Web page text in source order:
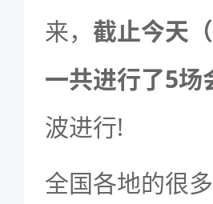
来， 截止今天
一共进行了5场
波进行!
全国各地的很